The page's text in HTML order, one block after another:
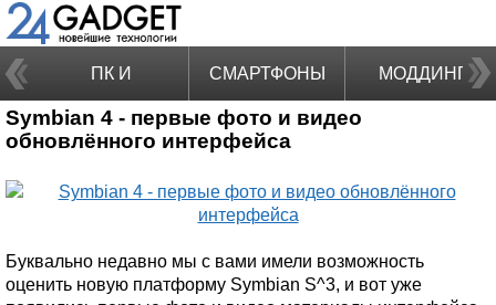
ПК И
НОУТБУКИ
СМАРТФОНЫ МОДДИНГ
Symbian 4 - первые фото и видео
обновлённого интерфейса
Буквально недавно мы с вами имели возможность
оценить новую платформу Symbian S^3, и вот уже